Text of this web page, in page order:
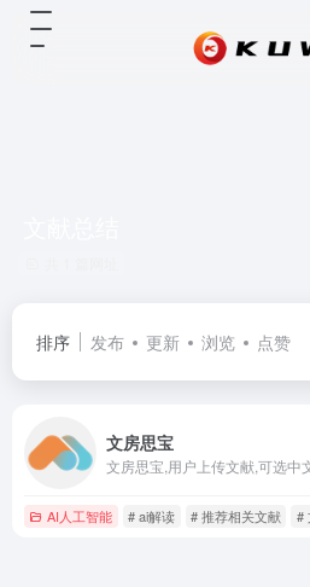
排序 发布 更新 浏览 点赞
文房思宝
AI人工智能 # ai解读 # 推荐相关文献 #